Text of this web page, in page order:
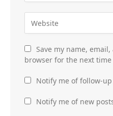
Save my name,
browser for the next
Notify me of follow-
Notify me of new